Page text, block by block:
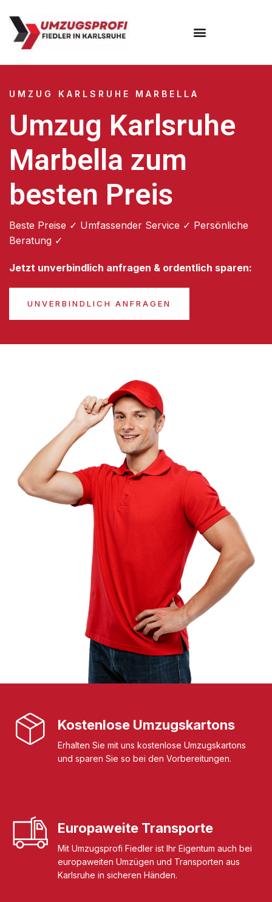
UMZUG KARLSRUHE MARBELLA
Umzug Karlsruhe
Marbella zum
besten Preis
Beste Preise ✓ Umfassender Service ✓ Persönliche
Beratung ✓
Jetzt unverbindlich anfragen & ordentlich sparen:
UNVERBINDLICH ANFRAGEN
Kostenlose Umzugskartons
Erhalten Sie mit uns kostenlose Umzugskartons
und sparen Sie so bei den Vorbereitungen.
Europaweite Transporte
Mit Umzugsprofi Fiedler ist Ihr Eigentum auch bei
europaweiten Umzügen und Transporten aus
Karlsruhe in sicheren Händen.